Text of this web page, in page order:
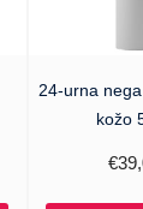
24-urna
kožo
€